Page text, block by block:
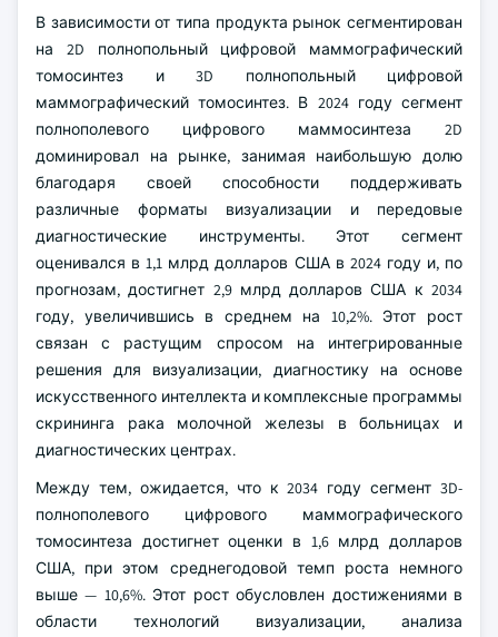
Скачать бесплатный PDF-файл
В зависимости от типа продукта рынок сегментирован
на 2D полнопольный цифровой маммографический
томосинтез и 3D полнопольный цифровой
маммографический томосинтез. В 2024 году сегмент
полнополевого цифрового маммосинтеза 2D
доминировал на рынке, занимая наибольшую долю
благодаря своей способности поддерживать
различные форматы визуализации и передовые
диагностические инструменты. Этот сегмент
оценивался в 1,1 млрд долларов США в 2024 году и, по
прогнозам, достигнет 2,9 млрд долларов США к 2034
году, увеличившись в среднем на 10,2%. Этот рост
связан с растущим спросом на интегрированные
решения для визуализации, диагностику на основе
искусственного интеллекта и комплексные программы
скрининга рака молочной железы в больницах и
диагностических центрах.
Между тем, ожидается, что к 2034 году сегмент 3D-
полнополевого цифрового маммографического
томосинтеза достигнет оценки в 1,6 млрд долларов
США, при этом среднегодовой темп роста немного